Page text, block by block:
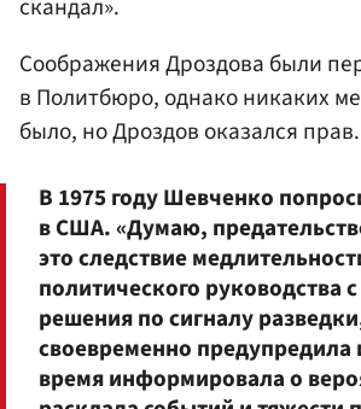
скандал».
Соображения Дроздова были
в Политбюро, однако никаких
было, но Дроздов оказался прав.
В 1975 году Шевченко
в США. «Думаю,
это следствие
политического руководства
решения по сигналу
своевременно предупредила
время информировала о